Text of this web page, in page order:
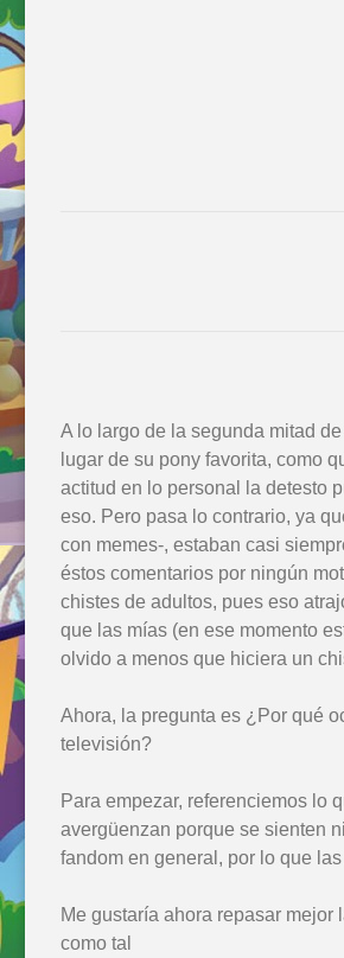
A lo largo de la segunda mitad
lugar de su pony favorita, como
actitud en lo personal la detesto
eso. Pero pasa lo contrario, ya
con memes-, estaban casi
éstos comentarios por ningún
chistes de adultos, pues eso
que las mías (en ese momento
olvido a menos que hiciera un
Ahora, la pregunta es ¿Por qué
televisión?
Para empezar, referenciemos lo
avergüenzan porque se sienten
fandom en general, por lo que
Me gustaría ahora repasar
como tal